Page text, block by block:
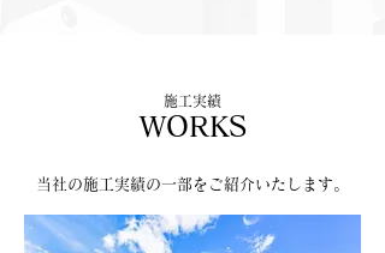
WORKS
施工実績
​当社の施工実績の一部をご紹介いたします。